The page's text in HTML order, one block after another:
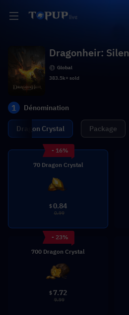
Dragonheir:
Global
383.5k+ sold
1 Dénomination
Dragon Crystal Package
- 16%
70 Dragon Crystal
$0.84
0.99
- 23%
700 Dragon Crystal
$ 7.72
9.99